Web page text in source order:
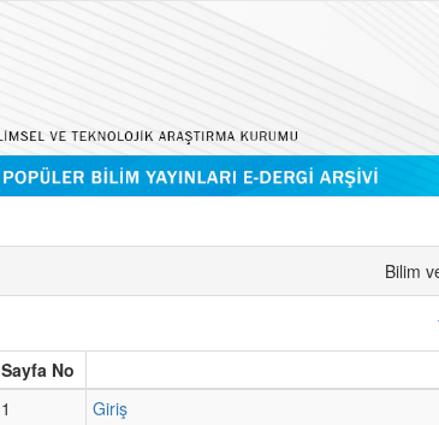
Bilim
Sayfa No
1
Giriş